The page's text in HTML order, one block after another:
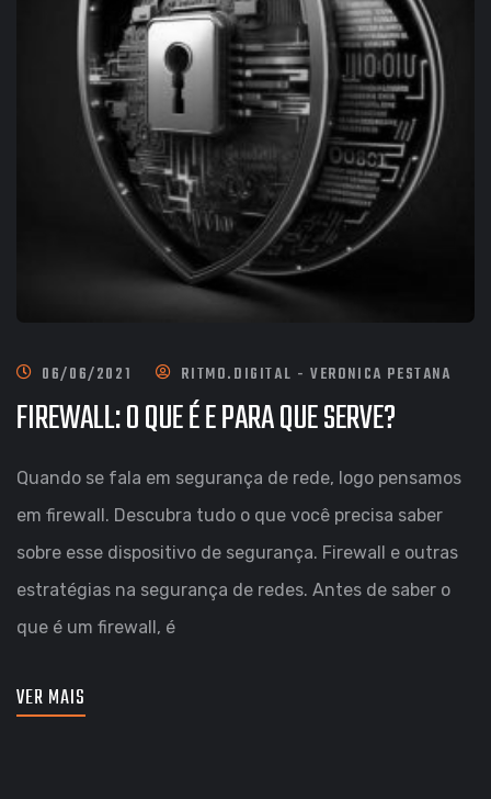
06/06/2021 RITMO.DIGITAL - VERONICA PESTANA
FIREWALL: O QUE É E PARA QUE SERVE?
Quando se fala em segurança de rede, logo pensamos
em firewall. Descubra tudo o que você precisa saber
sobre esse dispositivo de segurança. Firewall e outras
estratégias na segurança de redes. Antes de saber o
que é um firewall, é
VER MAIS